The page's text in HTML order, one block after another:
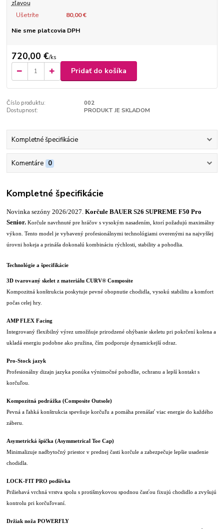
zľavou
Ušetríte
80,00 €
Nie sme platcovia DPH
720,00 €/ks
Pridať do košíka
Číslo produktu:
002
Dostupnosť:
PRODUKT JE SKLADOM
Kompletné špecifikácie
Komentáre 0
Kompletné špecifikácie
Novinka sezóny 2026/2027.Korčule BAUER S26 SUPREME F50 Pro
Senior.Korčule navrhnuté pre hráčov s vysokým nasadením, ktorí požadujú maximálny
výkon. Tento model je vybavený profesionálnymi technológiami overenými na najvyššej
úrovni hokeja a prináša dokonalú kombináciu rýchlosti, stability a pohodlia.
Technológie a špecifikácie
3D tvarovaný skelet z materiálu CURV® Composite
Kompozitná konštrukcia poskytuje pevné obopnutie chodidla, vysokú stabilitu a komfort
počas celej hry.
AMP FLEX Facing
Integrovaný flexibilný výrez umožňuje prirodzené ohýbanie skeletu pri pokrčení kolena a
ukladá energiu podobne ako pružina, čím podporuje dynamickejší odraz.
Pro-Stock jazyk
Profesionálny dizajn jazyka ponúka výnimočné pohodlie, ochranu a lepší kontakt s
korčuľou.
Kompozitná podrážka (Composite Outsole)
Pevná a ľahká konštrukcia spevňuje korčuľu a pomáha prenášať viac energie do každého
záberu.
Asymetrická špička (Asymmetrical Toe Cap)
Minimalizuje nadbytočný priestor v prednej časti korčule a zabezpečuje lepšie usadenie
chodidla.
LOCK-FIT PRO podšívka
Priliehavá vrchná vrstva spolu s protišmykovou spodnou časťou fixujú chodidlo a zvyšujú
kontrolu pri korčuľovaní.
Držiak noža POWERFLY